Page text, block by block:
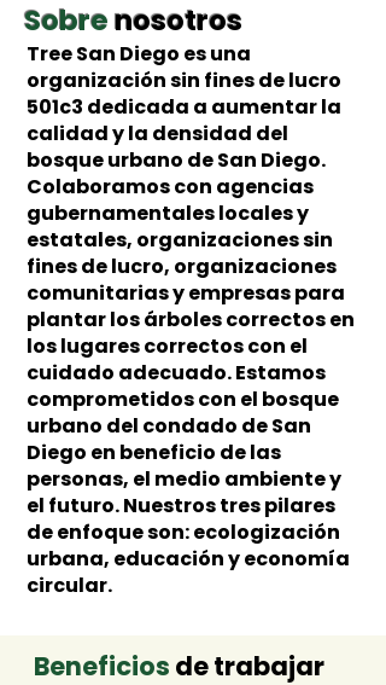
Sobrenosotros
Tree San Diego es una
organización sin fines de lucro
501c3 dedicada a aumentar la
calidad y la densidad del
bosque urbano de San Diego.
Colaboramos con agencias
gubernamentales locales y
estatales, organizaciones sin
fines de lucro, organizaciones
comunitarias y empresas para
plantar los árboles correctos en
los lugares correctos con el
cuidado adecuado. Estamos
comprometidos con el bosque
urbano del condado de San
Diego en beneficio de las
personas, el medio ambiente y
el futuro. Nuestros tres pilares
de enfoque son: ecologización
urbana, educación y economía
circular.
Beneficios de trabajar